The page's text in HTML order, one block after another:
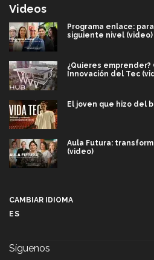
Videos
Programa enlace:
siguiente nivel (video)
¿Quieres emprender?
Innovación del Tec
El joven que hizo del
Aula Futura:
(video)
CAMBIAR IDIOMA
ES
Síguenos